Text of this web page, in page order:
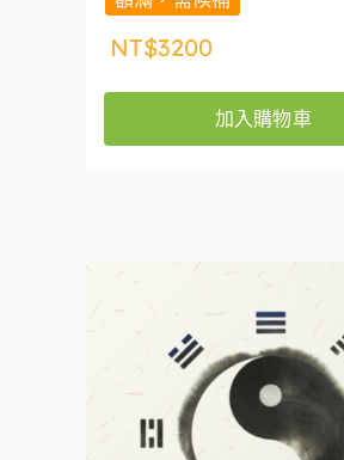
NT$3200
加入購物車